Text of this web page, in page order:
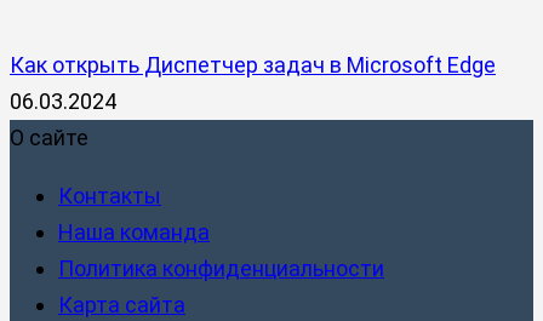
Как открыть Диспетчер задач в Microsoft Edge
06.03.2024
О сайте
Контакты
Наша команда
Политика конфиденциальности
Карта сайта